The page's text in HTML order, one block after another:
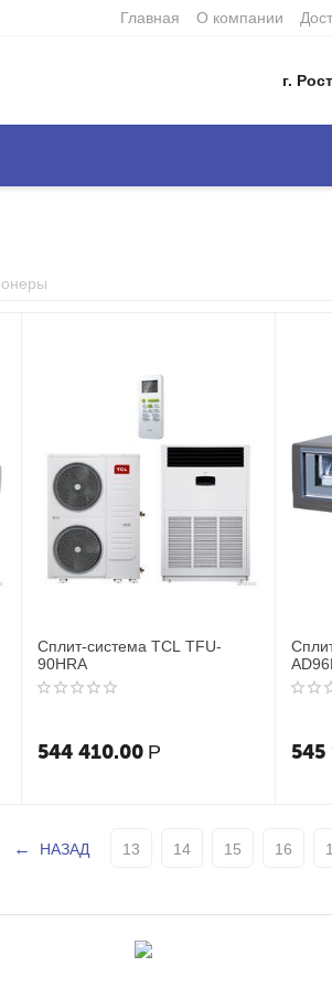
Главная О компании
г.
Сплит-система TCL TFU-
90HRA
544 410.00 Р
new/
545
НАЗАД 13 14 15 16